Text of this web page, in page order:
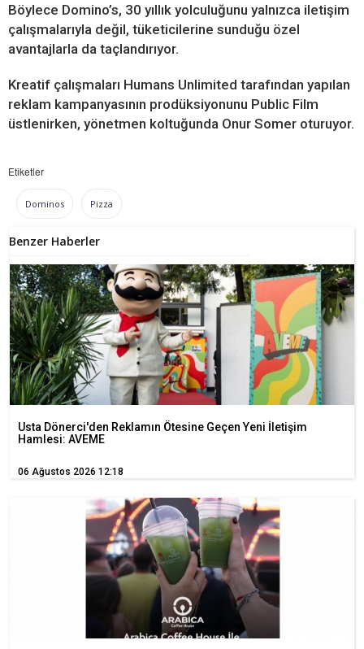
Böylece Domino’s, 30 yıllık yolculuğunu yalnızca iletişim
çalışmalarıyla değil, tüketicilerine sunduğu özel
avantajlarla da taçlandırıyor.
Kreatif çalışmaları Humans Unlimited tarafından yapılan
reklam kampanyasının prodüksiyonunu Public Film
üstlenirken, yönetmen koltuğunda Onur Somer oturuyor.
Etiketler
Dominos Pizza
Benzer Haberler
Usta Dönerci'den Reklamın Ötesine Geçen Yeni İletişim
Hamlesi: AVEME
06 Ağustos 2026 12:18